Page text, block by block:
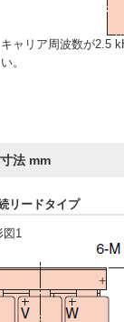
キャリア周波数が2.5
い。
法 mm
リードタイプ
図1